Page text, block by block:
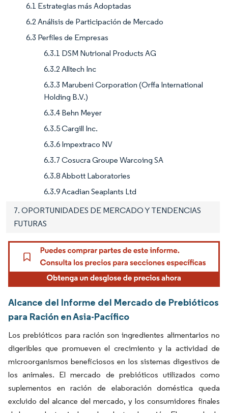
6.1 Estrategias más Adoptadas
6.2 Análisis de Participación de Mercado
6.3 Perfiles de Empresas
6.3.1 DSM Nutrional Products AG
6.3.2 Alltech Inc
6.3.3 Marubeni Corporation (Orffa International
Holding B.V.)
6.3.4 Behn Meyer
6.3.5 Cargill Inc.
6.3.6 Impextraco NV
6.3.7 Cosucra Groupe Warcoing SA
6.3.8 Abbott Laboratories
6.3.9 Acadian Seaplants Ltd
7. OPORTUNIDADES DE MERCADO Y TENDENCIAS
FUTURAS
Alcance del Informe del Mercado de Prebióticos
para Ración en Asia-Pacífico
Los prebióticos para ración son ingredientes alimentarios no
digeribles que promueven el crecimiento y la actividad de
microorganismos beneficiosos en los sistemas digestivos de
los animales. El mercado de prebióticos utilizados como
suplementos en ración de elaboración doméstica queda
excluido del alcance del mercado, y los consumidores finales